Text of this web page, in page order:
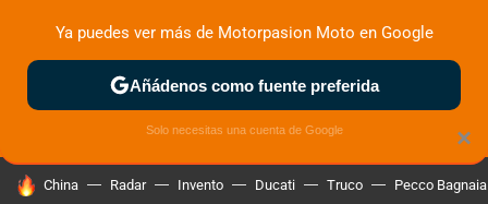
ZONA DE PRUEBAS DEPORTIVAS MOTOS ELÉCTRICAS
HOY SE HABLA DE
China Radar Invento Ducati Truco Pecco Bagnaia
×
Ya puedes ver más de Motorpasion Moto en Google
Añádenos como fuente preferida
Solo necesitas una cuenta de Google